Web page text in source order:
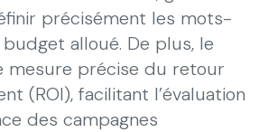
précisément les mots-
alloué. De plus, le
mesure précise du retour
(ROI), facilitant l’évaluation
des campagnes